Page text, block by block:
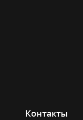
Контакты